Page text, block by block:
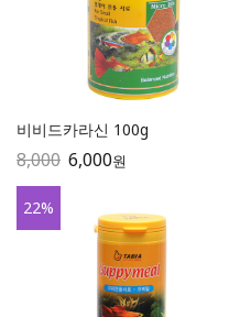
비비드카라신 100g
8,000 6,000원
22%